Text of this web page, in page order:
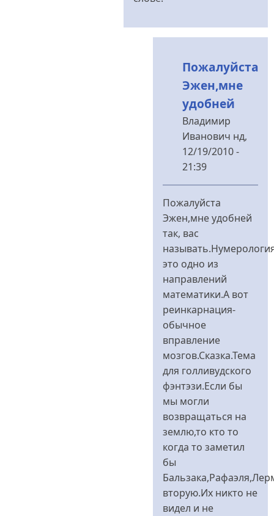
Пожалуйста
Эжен,мне
удобней
Владимир
Иванович нд,
12/19/2010 -
21:39
У
відповідь
до
Ну...
я
-
сторонница
від
Bitch
Girl
Пожалуйста
Эжен,мне удобней
так, вас
это одно из
направлений
математики.А вот
реинкарнация-
обычное
вправление
мозгов.Сказка.Тема
для голливудского
фэнтэзи.Если бы
мы могли
возвращаться на
землю,то кто то
когда то заметил
бы
вторую.Их никто не
видел и не